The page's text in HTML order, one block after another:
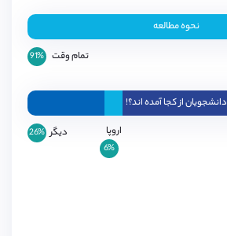
نحوه مطالعه
تمام وقت 91%
دانشجویان از کجا آمده اند؟!
اروپا
6%
دیگر 26%